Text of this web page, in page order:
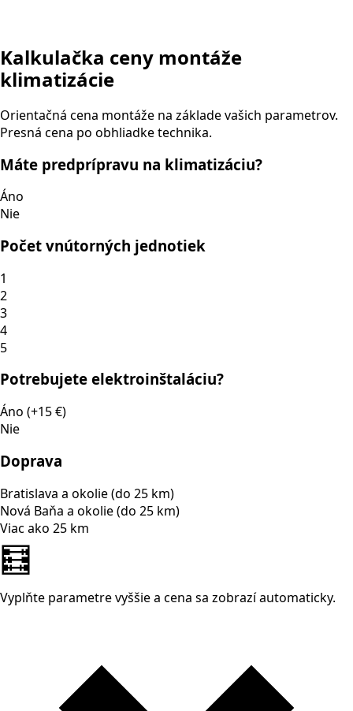
Kalkulačka ceny montáže
klimatizácie
Orientačná cena montáže na základe vašich parametrov.
Presná cena po obhliadke technika.
Máte predprípravu na klimatizáciu?
Áno
Nie
Počet vnútorných jednotiek
1
2
3
4
5
Potrebujete elektroinštaláciu?
Áno (+15 €)
Nie
Doprava
Bratislava a okolie (do 25 km)
Nová Baňa a okolie (do 25 km)
Viac ako 25 km
🧮
Vyplňte parametre vyššie a cena sa zobrazí automaticky.